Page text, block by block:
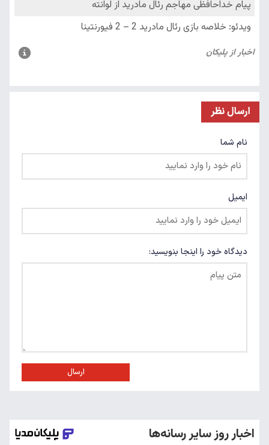
ارسال نظر
نام شما
ایمیل
دیدگاه خود را اینجا بنویسید:
ارسال